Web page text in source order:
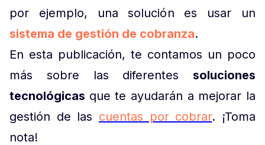
por ejemplo, una solución es usar un
sistema de gestión de cobranza.
En esta publicación, te contamos un poco
más sobre las diferentes soluciones
tecnológicas que te ayudarán a mejorar la
gestión de las cuentas por cobrar. ¡Toma
nota!